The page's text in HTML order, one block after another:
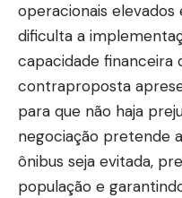
operacionais
dificulta a
capacidade financeira
contraproposta
para que não haja
negociação pretende
ônibus seja evitada,
população e